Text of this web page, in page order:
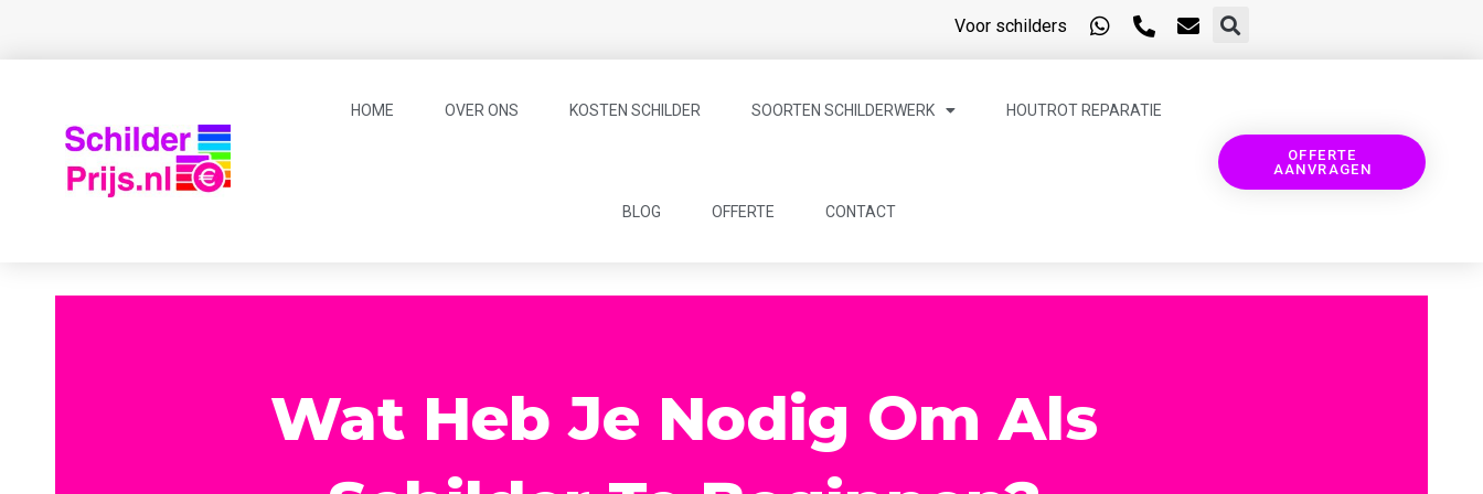
Voor schilders
HOME OVER ONS KOSTEN SCHILDER SOORTEN SCHILDERWERK HOUTROT REPARATIE
BLOG OFFERTE CONTACT
OFFERTE
AANVRAGEN
Wat Heb Je Nodig Om Als